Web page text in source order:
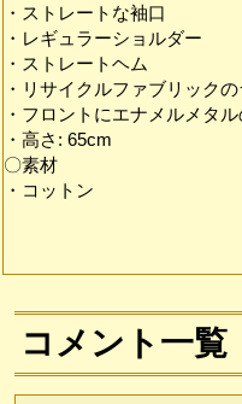
・ストレートな袖口
・レギュラーショルダー
・ストレートヘム
・リサイクルファブリック
・フロントにエナメルメタ
・高さ: 65cm
〇素材
・コットン
コメント一覧